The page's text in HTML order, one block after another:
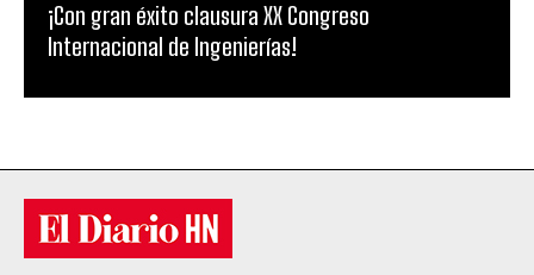
¡Con gran éxito clausura XX Congreso
Internacional de Ingenierías!